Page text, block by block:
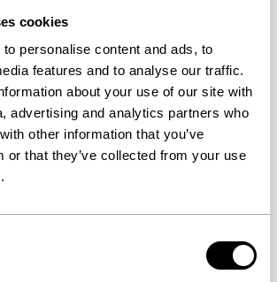
cookies
personalise content and ads, to
features and to analyse our traffic.
about your use of our site with
advertising and analytics partners who
other information that you’ve
or that they’ve collected from your use
varer